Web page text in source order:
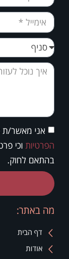
מה באתר:
דף הבית
אודות
אני מאשר/ת
הפרטיות וכי
בהתאם לחוק.